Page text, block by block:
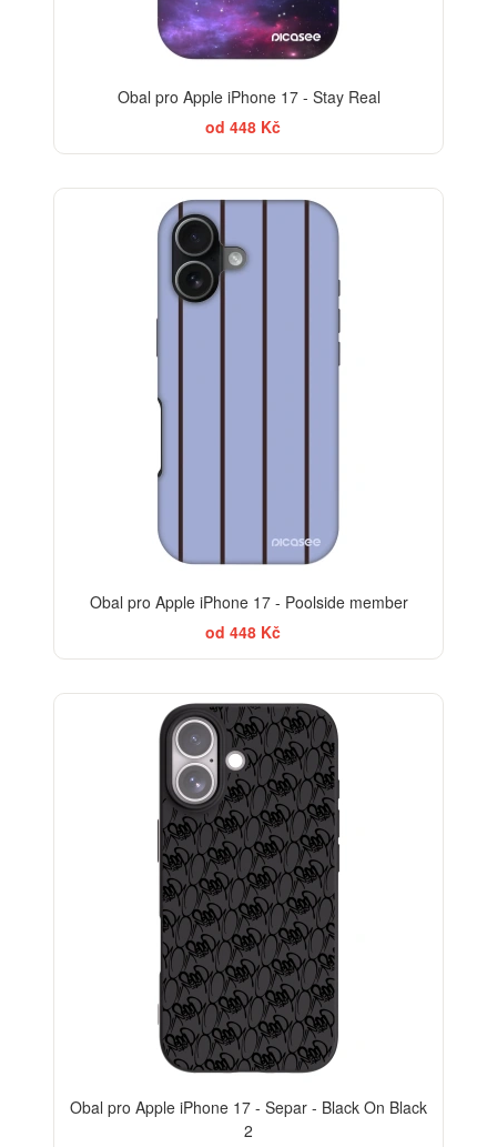
Obal pro Apple iPhone 17 - Stay Real
od 448 Kč
Obal pro Apple iPhone 17 - Poolside member
od 448 Kč
Obal pro Apple iPhone 17 - Separ - Black On Black
2